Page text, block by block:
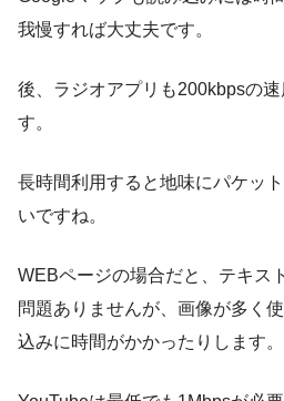
我慢すれば大丈夫です。
後、ラジオアプリも200kbpsの
す。
長時間利用すると地味にパケッ
いですね。
WEBページの場合だと、テキス
問題ありませんが、画像が多く
込みに時間がかかったりします。